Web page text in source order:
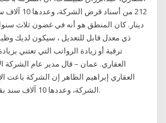
دينار. كان المنطق هو أنه في غضون ثلاث
ذي معدل قابل للتعديل ، سيكون لديك
ترقية أو زيادة الرواتب التي تعتني
العقاري. عمان – قال مدير عام الشركة
الشركة، وعددها 10 آلاف سند بقيمة اسمية 10 ملايين دينار.